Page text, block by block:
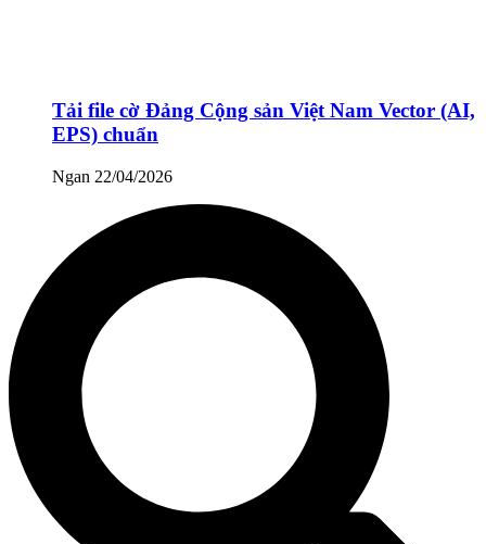
Tải file cờ Đảng Cộng sản Việt Nam Vector (AI,
EPS) chuẩn
Ngan 22/04/2026